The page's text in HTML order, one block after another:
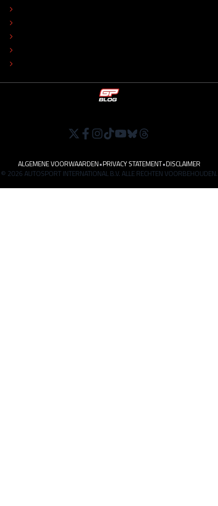
ALGEMENE VOORWAARDEN•PRIVACY STATEMENT•DISCLAIMER
© 2026 AUTOSPORT INTERNATIONAL B.V. ALLE RECHTEN VOORBEHOUDEN.